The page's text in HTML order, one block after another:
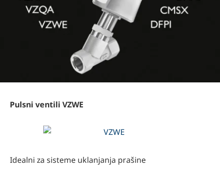
Pulsni ventili VZWE
Idealni za sisteme uklanjanja prašine